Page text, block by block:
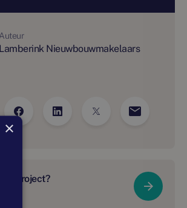
Auteur
Lamberink Nieuwbouwmakelaars
dit project?
×